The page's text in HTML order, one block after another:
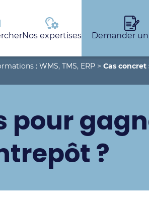
Nos expertises Demander
: WMS, TMS, ERP > Cas concret
pour
?